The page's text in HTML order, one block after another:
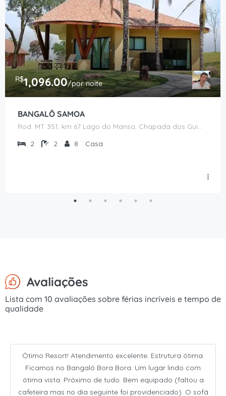
R$1,096.00/por noite
BANGALÔ SAMOA
Rod. MT 351, km 67 Lago do Manso, Chapada dos Guimarães - MT
2
2 8 Casa
Avaliações
Lista com 10 avaliações sobre férias incríveis e tempo de
qualidade
Ótimo Resort! Atendimento excelente. Estrutura ótima.
Ficamos no Bangalô Bora Bora. Um lugar lindo com
ótima vista. Próximo de tudo. Bem equipado (faltou a
cafeteira mas no dia seguinte foi providenciado). O sofá